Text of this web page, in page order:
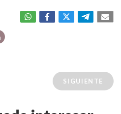
SIGUIENTE